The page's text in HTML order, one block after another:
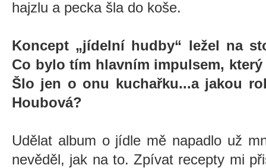
hajzlu a pecka šla do koše.
Koncept „jídelní hudby“ ležel na
Co bylo tím hlavním impulsem,
Šlo jen o onu kuchařku...a jakou
Houbová?
Udělat album o jídle mě napadlo už
nevěděl, jak na to. Zpívat recepty mi